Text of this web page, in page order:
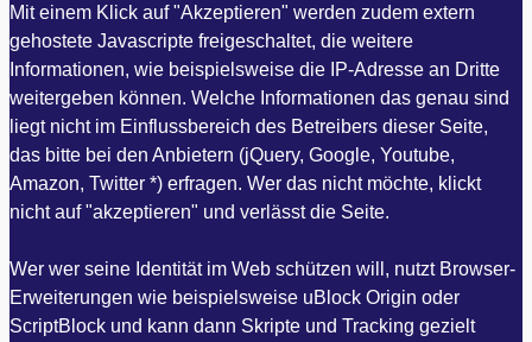
Mit einem Klick auf "Akzeptieren" werden zudem extern
gehostete Javascripte freigeschaltet, die weitere
Informationen, wie beispielsweise die IP-Adresse an Dritte
weitergeben können. Welche Informationen das genau sind
liegt nicht im Einflussbereich des Betreibers dieser Seite,
das bitte bei den Anbietern (jQuery, Google, Youtube,
Amazon, Twitter *) erfragen. Wer das nicht möchte, klickt
nicht auf "akzeptieren" und verlässt die Seite.
Wer wer seine Identität im Web schützen will, nutzt Browser-
Erweiterungen wie beispielsweise uBlock Origin oder
ScriptBlock und kann dann Skripte und Tracking gezielt